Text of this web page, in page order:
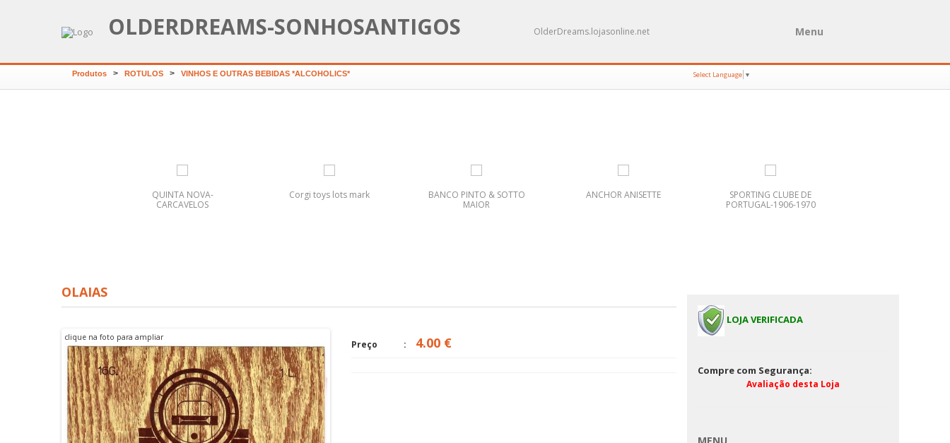
OLDERDREAMS-SONHOSANTIGOS OlderDreams.lojasonline.net Menu
Produtos > ROTULOS > VINHOS E OUTRAS BEBIDAS *ALCOHOLICS* Select Language ▼
QUINTA NOVA-
CARCAVELOS
Corgi toys lots mark
BANCO PINTO & SOTTO
MAIOR
ANCHOR ANISETTE
SPORTING CLUBE DE
PORTUGAL-1906-1970
OLAIAS
clique na foto para ampliar
Preço 4.00 €
LOJA VERIFICADA
Compre com Segurança:
Avaliação desta Loja